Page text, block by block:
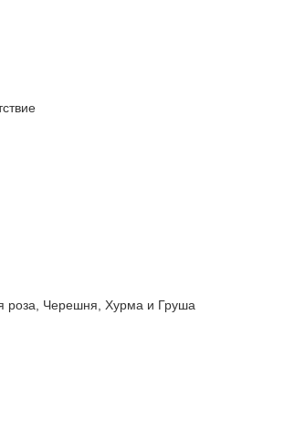
Черешня, Хурма и Груша